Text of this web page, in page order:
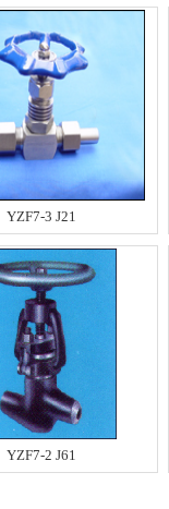
YZF7-3 J21
YZF7-2 J61